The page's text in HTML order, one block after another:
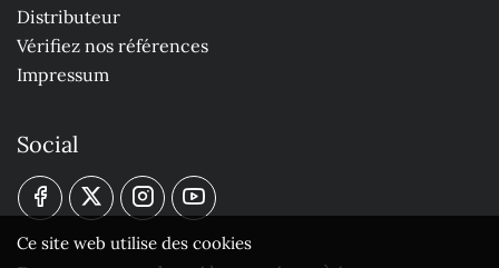
Distributeur
Vérifiez nos références
Impressum
Social
Ce site web utilise des cookies